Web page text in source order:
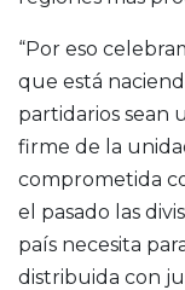
“Por eso
que está
partidarios sean
firme de la
comprometida
el pasado las
país necesita
distribuida con